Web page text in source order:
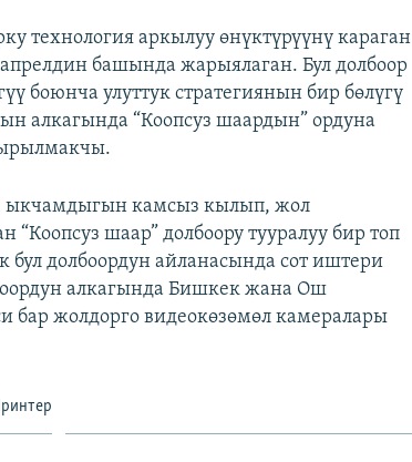
технология аркылуу өнүктүрүүнү караган
башында жарыялаган. Бул долбоор
боюнча улуттук стратегиянын бир бөлүгү
алкагында “Коопсуз шаардын” ордуна
камсыз кылып, жол
“Коопсуз шаар” долбоору тууралуу бир топ
долбоордун айланасында сот иштери
алкагында Бишкек жана Ош
бар жолдорго видеокөзөмөл камералары
Принтер